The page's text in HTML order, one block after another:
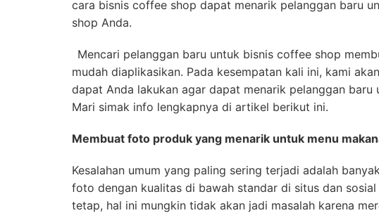
cara bisnis coffee shop dapat menarik pelanggan baru
shop Anda.
Mencari pelanggan baru untuk bisnis coffee shop
mudah diaplikasikan. Pada kesempatan kali ini, kami
dapat Anda lakukan agar dapat menarik pelanggan
Mari simak info lengkapnya di artikel berikut ini.
Membuat foto produk yang menarik untuk menu
Kesalahan umum yang paling sering terjadi adalah
foto dengan kualitas di bawah standar di situs dan
tetap, hal ini mungkin tidak akan jadi masalah karena